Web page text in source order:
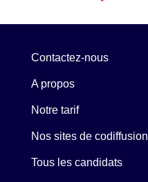
Contactez-nous
A propos
Notre tarif
Nos sites de codiffusion
Tous les candidats